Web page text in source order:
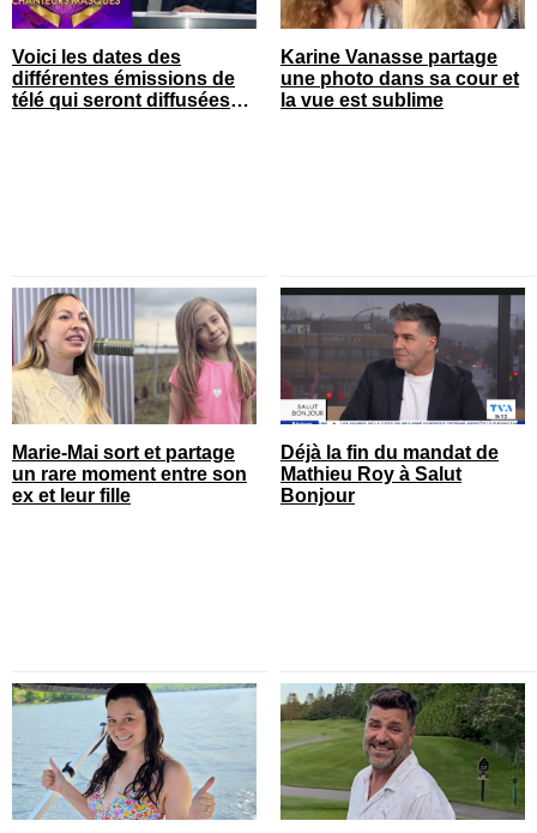
Voici les dates des
différentes émissions de
télé qui seront diffusées
Karine Vanasse partage
une photo dans sa cour et
la vue est sublime
Marie-Mai sort et partage
un rare moment entre son
ex et leur fille
Déjà la fin du mandat de
Mathieu Roy à Salut
Bonjour